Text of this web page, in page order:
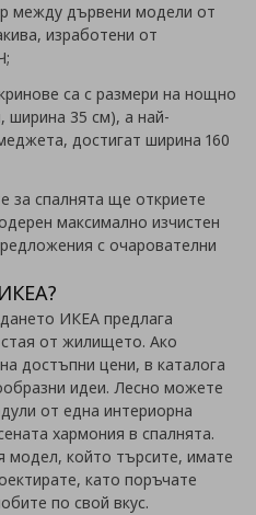
между дървени модели от
изработени от
са с размери на нощно
ширина 35 см), а най-
достигат ширина 160
за спалнята ще откриете
максимално изчистен
с очарователни
ИКЕА предлага
от жилището. Ако
на достъпни цени, в каталога
идеи. Лесно можете
от една интериорна
хармония в спалнята.
модел, който търсите, имате
като поръчате
по свой вкус.